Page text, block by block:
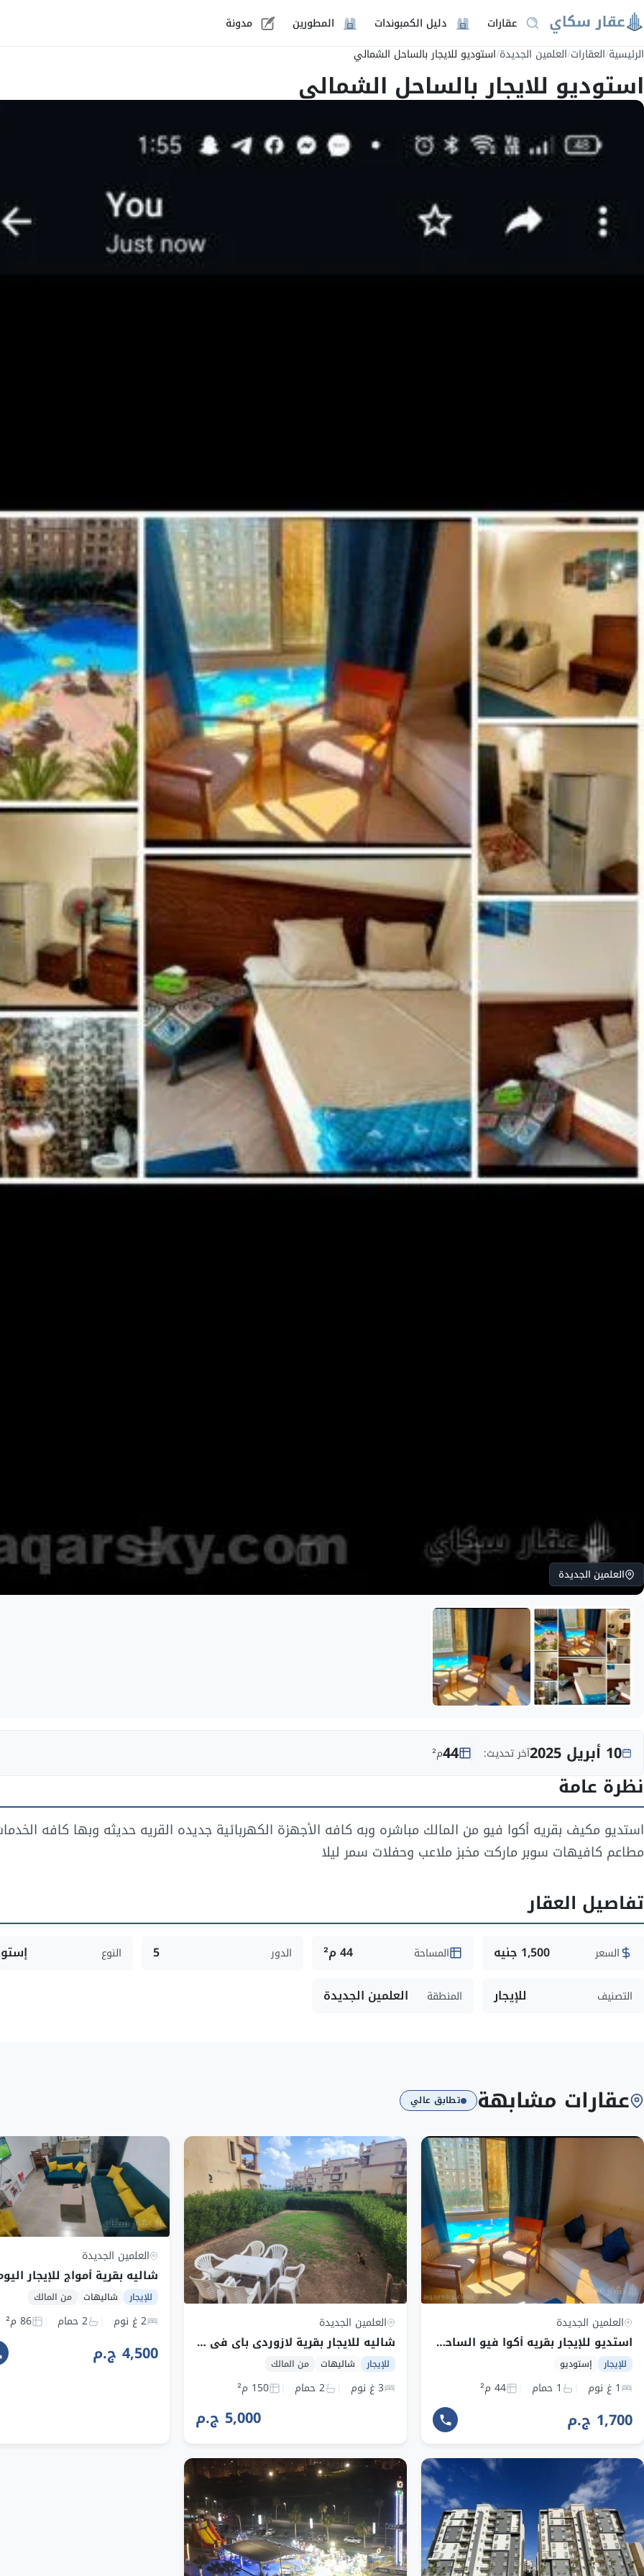
عقارات دليل الكمبوندات المطورين
مدونة
الرئيسية/العقارات/العلمين الجديدة/استوديو للايجار بالساحل الشمالي
استوديو للايجار بالساحل الشمالي
العلمين الجديدة
10 أبريل 2025 آخر تحديث: 44م²
نظرة عامة
استديو مكيف بقريه أكوا فيو من المالك مباشره وبه كافه الأجهزة الكهربائية جديده القريه حديثه وبها كافه
مطاعم كافيهات سوبر ماركت مخبز ملاعب وحفلات سمر ليلا
تفاصيل العقار
السعر 1,500 جنيه المساحة 44 م² الدور 5 النوع
التصنيف للإيجار المنطقة العلمين الجديدة
عقارات مشابهة تطابق عالي
العلمين الجديدة
استديو للإيجار بقريه أكوا فيو الساحل الشمالي
للإيجار إستوديو
1 غ نوم 1 حمام 44 م²
1,700 ج.م
العلمين الجديدة
شاليه للايجار بقرية لازوردي باي في الساحل الشمالي
للإيجار شاليهات من المالك
3 غ نوم 2 حمام 150 م²
5,000 ج.م
العلمين الجديدة
للإيجار شاليهات من المالك
2 غ نوم 2 حمام 86 م²
4,500 ج.م